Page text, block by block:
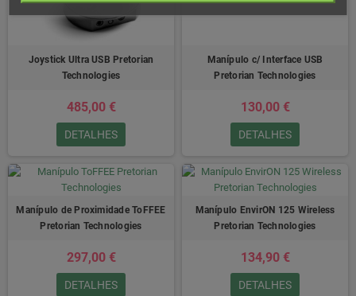
Joystick Ultra USB Pretorian
Technologies
485,00 €
DETALHES
Manípulo c/ Interface USB
Pretorian Technologies
130,00 €
DETALHES
Manípulo de Proximidade ToFFEE
Pretorian Technologies
297,00 €
DETALHES
Manípulo EnvirON 125 Wireless
Pretorian Technologies
134,90 €
DETALHES